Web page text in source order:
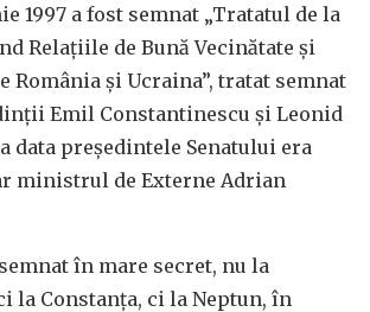
1997 a fost semnat „Tratatul de la
Relaţiile de Bună Vecinătate şi
România şi Ucraina”, tratat semnat
Emil Constantinescu şi Leonid
data președintele Senatului era
ministrul de Externe Adrian
în mare secret, nu la
la Constanța, ci la Neptun, în